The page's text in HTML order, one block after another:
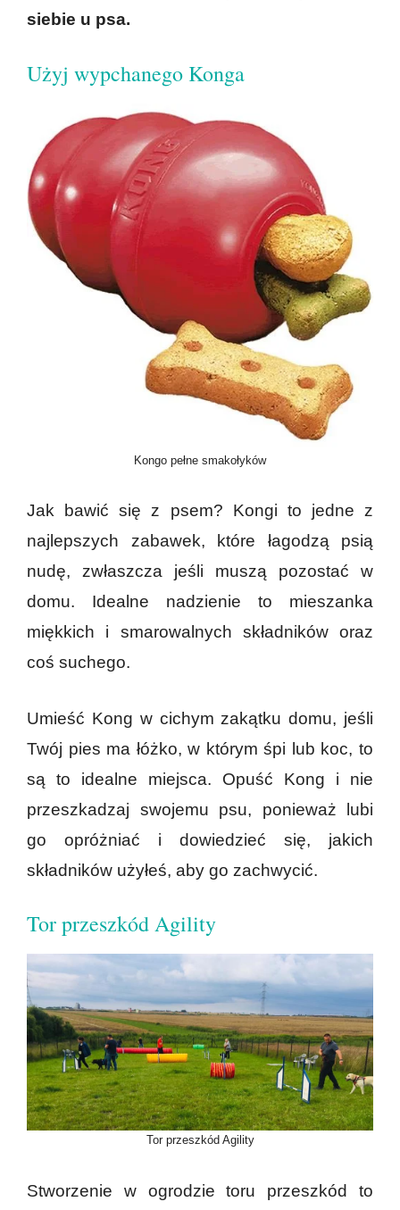
siebie u psa.
Użyj wypchanego Konga
Kongo pełne smakołyków
Jak bawić się z psem? Kongi to jedne z
najlepszych zabawek, które łagodzą psią
nudę, zwłaszcza jeśli muszą pozostać w
domu. Idealne nadzienie to mieszanka
miękkich i smarowalnych składników oraz
coś suchego.
Umieść Kong w cichym zakątku domu, jeśli
Twój pies ma łóżko, w którym śpi lub koc, to
są to idealne miejsca. Opuść Kong i nie
przeszkadzaj swojemu psu, ponieważ lubi
go opróżniać i dowiedzieć się, jakich
składników użyłeś, aby go zachwycić.
Tor przeszkód Agility
Tor przeszkód Agility
Stworzenie w ogrodzie toru przeszkód to